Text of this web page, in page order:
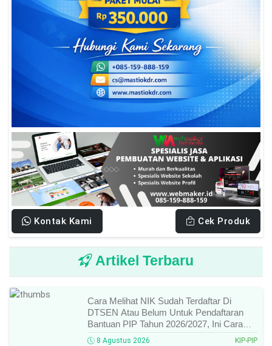
Kontak Kami Cek Produk
Artikel Terbaru
Cara Melihat NIK Sudah Terdaftar Di
DTSEN Atau Belum Untuk Pendaftaran
Bantuan PIP Tahun 2026/2027, Ini Cara
Cek Dan Syarat Perubahan Desil!
8 Agustus 2026 KIP-PIP